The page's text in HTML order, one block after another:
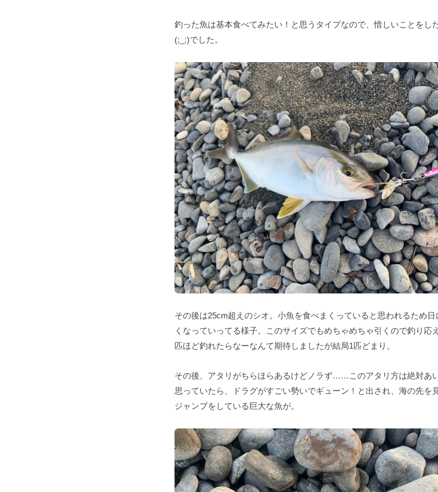
釣った魚は基本食べてみたい！と思うタイプなので、惜しいことをし
(;_;)でした。
その後は25cm超えのシオ。小魚を食べまくっていると思われるため
くなっていってる様子。このサイズでもめちゃめちゃ引くので釣り応
匹ほど釣れたらなーなんて期待しましたが結局1匹どまり。
その後、アタリがちらほらあるけどノラず……このアタリ方は絶対あ
思っていたら、ドラグがすごい勢いでギューン！と出され、海の先を
ジャンプをしている巨大な魚が。